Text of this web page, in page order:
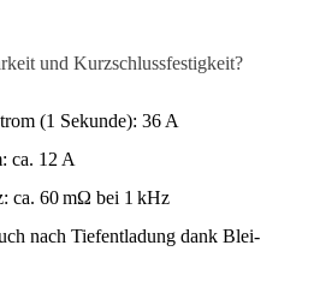
und Kurzschlussfestigkeit?
(1 Sekunde): 36 A
ca. 12 A
ca. 60 mΩ bei 1 kHz
nach Tiefentladung dank Blei-